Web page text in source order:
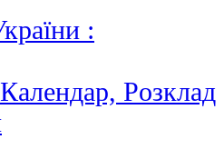
:
Poзклад